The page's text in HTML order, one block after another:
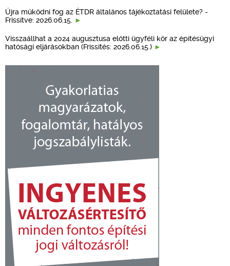
Újra működni fog az ÉTDR általános tájékoztatási felülete? -
Frissítve: 2026.06.15.
Visszaállhat a 2024 augusztusa előtti ügyféli kör az építésügyi
hatósági eljárásokban (Frissítés: 2026.06.15.)